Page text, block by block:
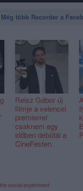
több Recorder a
Reisz Gábor új
filmje a velencei
premierrel
csaknem egy
időben debütál a
CineFesten
social experiment